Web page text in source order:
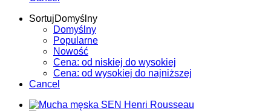
SortujDomyślny
Domyślny
Popularne
Nowość
Cena: od niskiej do wysokiej
Cena: od wysokiej do najniższej
Cancel